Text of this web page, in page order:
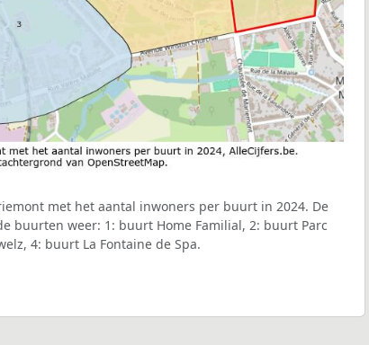
met het aantal inwoners per buurt in 2024. De
buurten weer: 1: buurt Home Familial, 2: buurt Parc
4: buurt La Fontaine de Spa.